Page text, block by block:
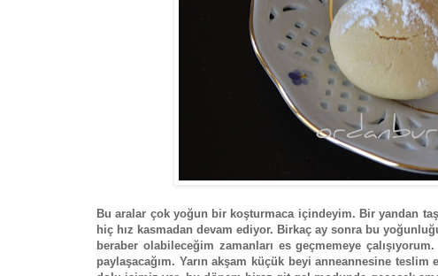
Bu aralar çok yoğun bir koşturmaca içindeyim. Bir yandan
hiç hız kasmadan devam ediyor. Birkaç ay sonra bu
beraber olabileceğim zamanları es geçmemeye
paylaşacağım. Yarın akşam küçük beyi anneannesine